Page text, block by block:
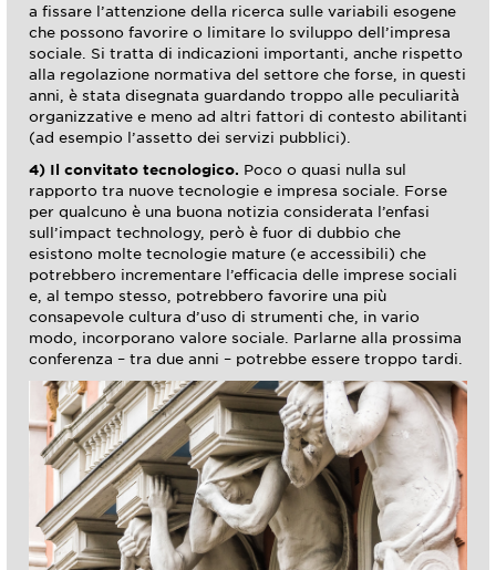
a fissare l’attenzione della ricerca sulle variabili esogene
che possono favorire o limitare lo sviluppo dell’impresa
sociale. Si tratta di indicazioni importanti, anche rispetto
alla regolazione normativa del settore che forse, in questi
anni, è stata disegnata guardando troppo alle peculiarità
organizzative e meno ad altri fattori di contesto abilitanti
(ad esempio l’assetto dei servizi pubblici).
4) Il convitato tecnologico. Poco o quasi nulla sul
rapporto tra nuove tecnologie e impresa sociale. Forse
per qualcuno è una buona notizia considerata l’enfasi
sull’impact technology, però è fuor di dubbio che
esistono molte tecnologie mature (e accessibili) che
potrebbero incrementare l’efficacia delle imprese sociali
e, al tempo stesso, potrebbero favorire una più
consapevole cultura d’uso di strumenti che, in vario
modo, incorporano valore sociale. Parlarne alla prossima
conferenza – tra due anni – potrebbe essere troppo tardi.